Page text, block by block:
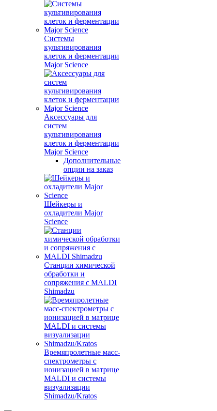
Системы
культивирования
клеток и ферментации
Major Science
Аксессуары для
систем
культивирования
клеток и ферментации
Major Science
Дополнительные
опции на заказ
Шейкеры и
охладители Major
Science
Станции химической
обработки и
сопряжения с MALDI
Shimadzu
Времяпролетные масс-
спектрометры с
ионизацией в матрице
MALDI и системы
визуализации
Shimadzu/Kratos